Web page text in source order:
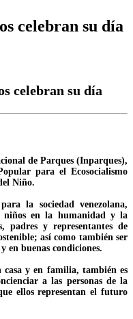
celebran su día
celebran su día
de Parques (Inparques),
para el Ecosocialismo
Niño.
la sociedad venezolana,
niños en la humanidad y la
padres y representantes de
así como también ser
en buenas condiciones.
casa y en familia, también es
a las personas de la
ellos representan el futuro